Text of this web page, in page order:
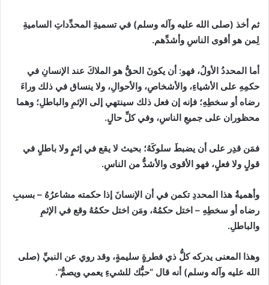
ثم أخذ (صلى الله عليه وآله وسلم) في تسميةِ المحدِّداتِ الساميةِ
لِمن هو أقوى الناسِ وأشدِّهم.
أما المحددُ الأولُ، فهو: أن يكونَ الحقُّ هو الملاكَ عند الإنسانِ في
حكمِهِ على الأشياءِ، والأشخاصِ، والأحوالِ، ولا ينساق في ذلك وراءَ
رضاه أو سخطِهِ؛ فإنه إن فعل ذلك سينتهي إلى الإثمِ والباطلِ؛ وهما
محظوران على جميعِ الناسِ، وفي كلِّ حالٍ.
فمَن قدِر على أن يضبطَ سلوكَهُ؛ بحيث لا يقع في إثمٍ ولا باطلٍ في
قولٍ ولا فعلٍ، فهو الأقوى والأشدُّ من الناسِ.
وأهميةُ هذا المحددِ تكمن في أن الإنسانَ إذا حكمته مشاعرُهُ – بسببِ
رضاه أو سخطِهِ – اختل حكمُهُ، ومَن اختل حكمُهُ وقع في الإثمِ
والباطلِ.
وهذا المعنى يدركه كلُّ ذي فطرةٍ سليمةٍ، وقد روي عن النبيِّ (صلى
الله عليه وآله وسلم) أنه قال “حبُّك للشيءِ يعمي ويصمُّ“
‏.